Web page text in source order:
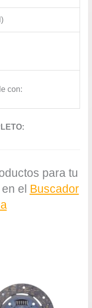
con:
para tu
el Buscador